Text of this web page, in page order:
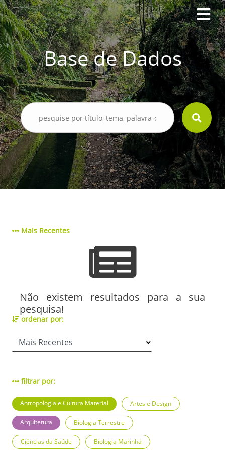
Base de Dados
Mais Recentes
Não existem resultados para a sua
pesquisa!
ordenar por:
filtrar por:
Antropologia e Cultura Material Artes e Design
Arquitetura Biologia Terrestre
Ciências da Saúde Biologia Marinha